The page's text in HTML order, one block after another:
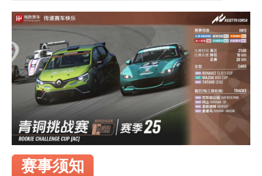
赛事须知